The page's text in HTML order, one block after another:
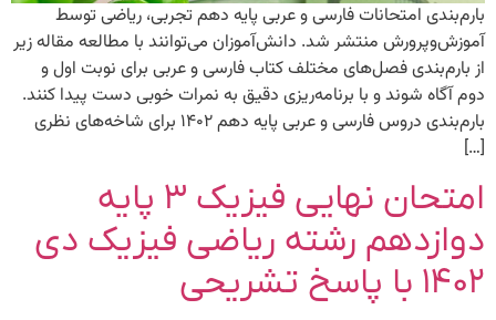
بارم‌بندی امتحانات فارسی و عربی پایه دهم تجربی، ریاضی توسط
آموزش‌وپرورش منتشر شد. دانش‌آموزان می‌توانند با مطالعه مقاله زیر
از بارم‌بندی فصل‌های مختلف کتاب فارسی و عربی برای نوبت اول و
دوم آگاه شوند و با برنامه‌ریزی دقیق به نمرات خوبی دست پیدا کنند.
بارم‌بندی دروس فارسی و عربی پایه دهم ۱۴۰۲ برای شاخه‌های نظری
[…]
امتحان نهایی فیزیک ۳ پایه
دوازدهم رشته ریاضی فیزیک دی
۱۴۰۲ با پاسخ تشریحی